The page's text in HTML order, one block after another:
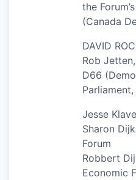
the
(Canada
DAVID
Rob
D66
Jesse
Sharon
Forum
Robbert
Economic